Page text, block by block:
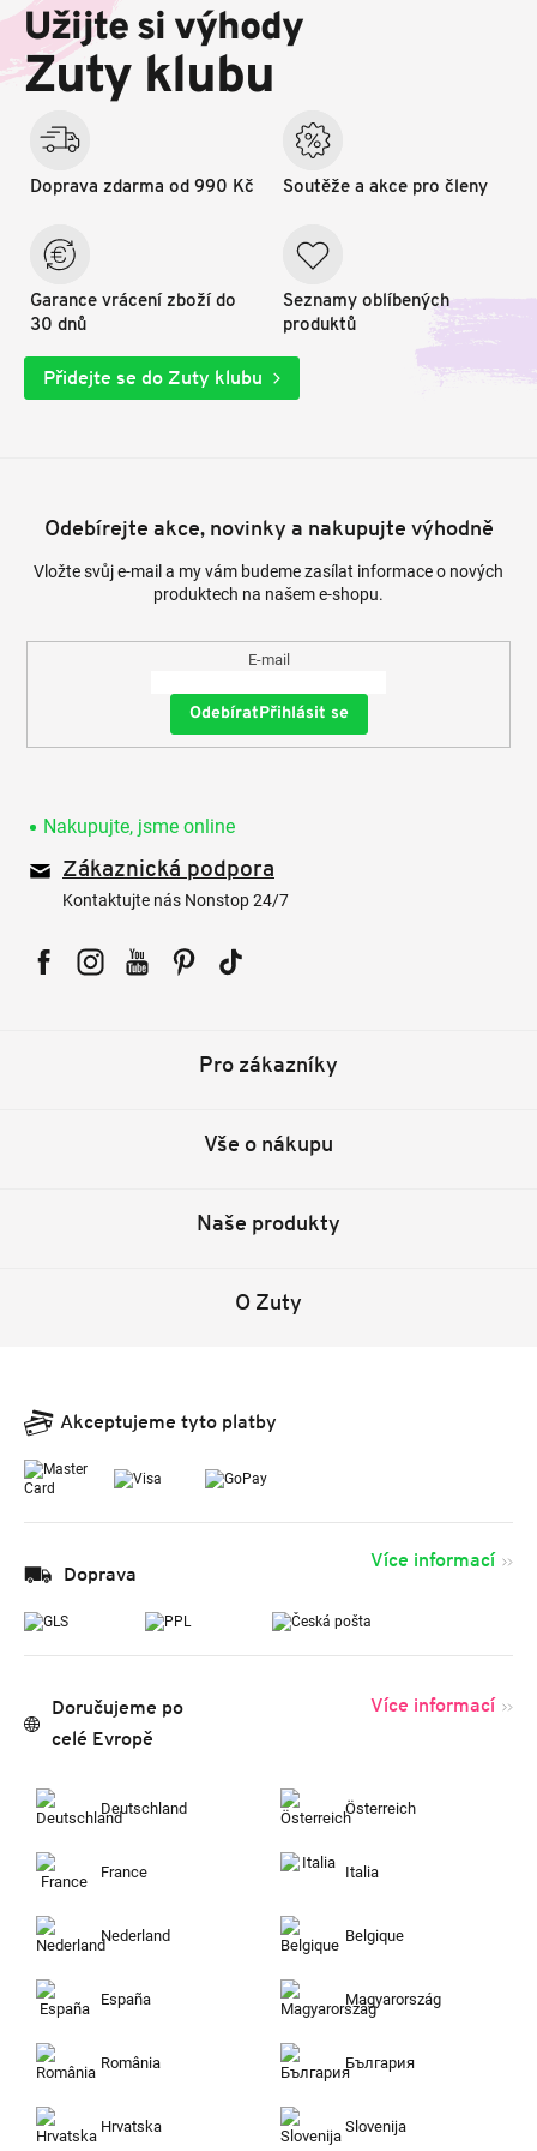
a
í
Užijte si výhody
Zuty klubu
Doprava zdarma od 990 Kč
Garance vrácení zboží do
30 dnů
Soutěže a akce pro členy
Seznamy oblíbených
produktů
Přidejte se do Zuty klubu
Odebírejte akce, novinky a nakupujte výhodně
Vložte svůj e-mail a my vám budeme zasílat informace o nových
produktech na našem e-shopu.
E-mail
Přihlásit se
Nakupujte, jsme online
Zákaznická podpora
Kontaktujte nás Nonstop 24/7
Pro zákazníky
Vše o nákupu
Naše produkty
O Zuty
Akceptujeme tyto platby
Doprava
Více informací
Doručujeme po
celé Evropě
Více informací
Deutschland Österreich
France Italia
Nederland Belgique
España Magyarország
România България
Hrvatska Slovenija